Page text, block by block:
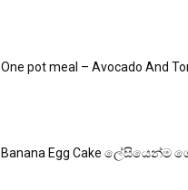
One pot meal – Avocado And
Banana Egg Cake ලේසියෙන්ම